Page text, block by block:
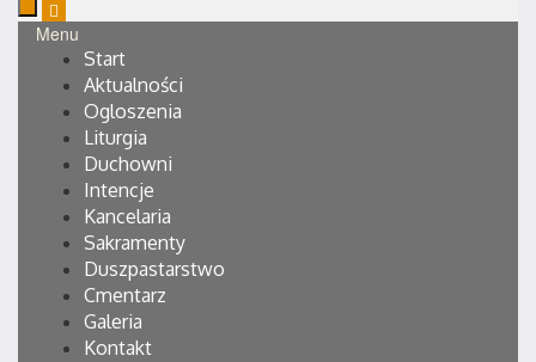
Menu
Start
Aktualności
Ogloszenia
Liturgia
Duchowni
Intencje
Kancelaria
Sakramenty
Duszpastarstwo
Cmentarz
Galeria
Kontakt